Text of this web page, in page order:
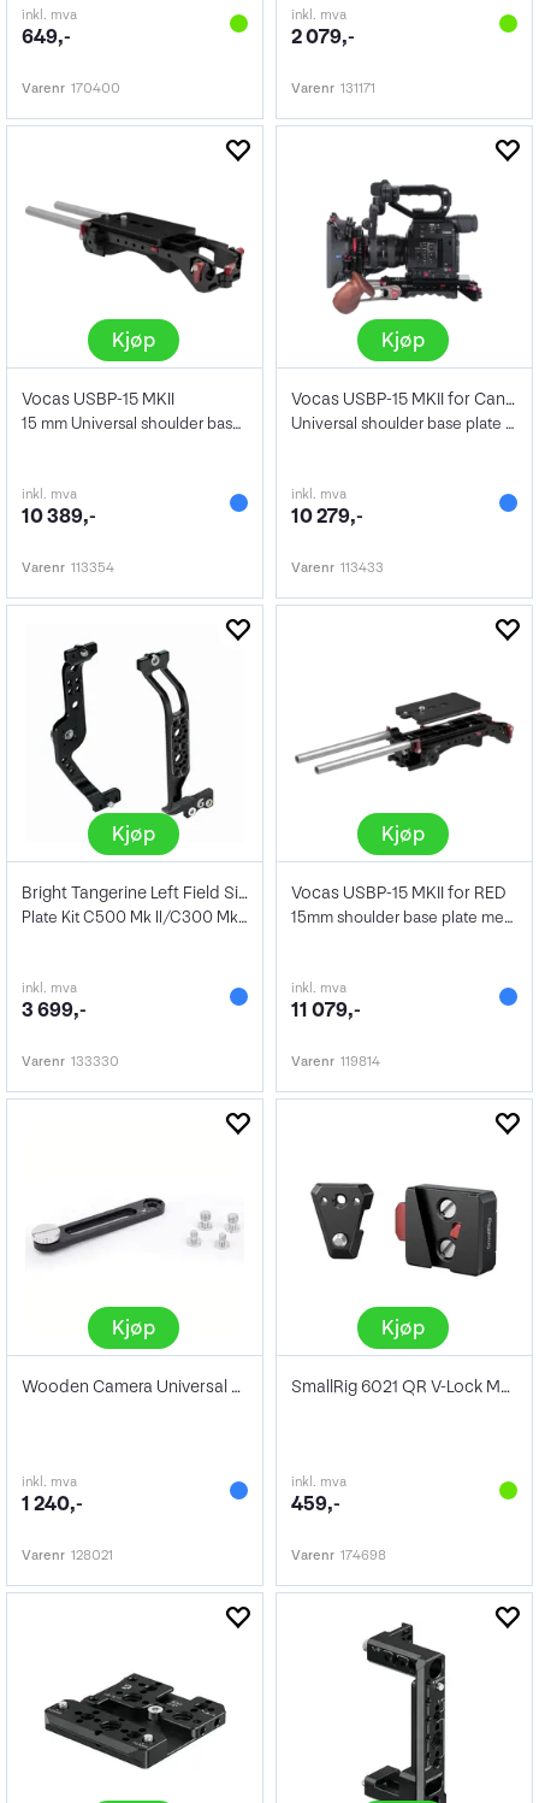
inkl. mva
649,-
Varenr 170400
inkl. mva
2 079,-
Varenr 131171
Kjøp
Vocas USBP-15 MKII
15 mm Universal shoulder base plate
inkl. mva
10 389,-
Varenr 113354
Kjøp
Vocas USBP-15 MKII for Canon EOS C
Universal shoulder base plate 15mm
inkl. mva
10 279,-
Varenr 113433
Kjøp
Bright Tangerine Left Field Side
Plate Kit C500 Mk II/C300 Mk III
inkl. mva
3 699,-
Varenr 133330
Kjøp
Vocas USBP-15 MKII for RED
15mm shoulder base plate med VCT for RED
inkl. mva
11 079,-
Varenr 119814
Kjøp
Wooden Camera Universal Offset Bracket
inkl. mva
1 240,-
Varenr 128021
Kjøp
SmallRig 6021 QR V-Lock Mount Plate Kit
inkl. mva
459,-
Varenr 174698